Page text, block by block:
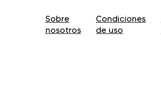
Sobre
nosotros
Condiciones
de uso